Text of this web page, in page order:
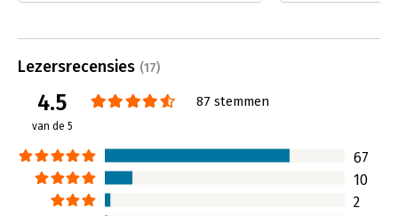
vergroten en mijn eigen netwerk te
6000 volgers). Gaat het boek
superkracht van LinkedIn
door Marjolein Bongers mij dan nog
iets nieuws leren?
Lees verder
Lezersrecensies (17)
4.5
van de 5
87 stemmen
67
10
2